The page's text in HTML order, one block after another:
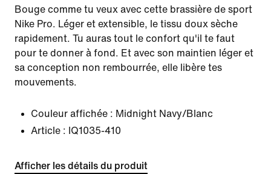
Bouge comme tu veux avec cette brassière de sport
Nike Pro. Léger et extensible, le tissu doux sèche
rapidement. Tu auras tout le confort qu'il te faut
pour te donner à fond. Et avec son maintien léger et
sa conception non rembourrée, elle libère tes
mouvements.
Couleur affichée : Midnight Navy/Blanc
Article : IQ1035-410
Afficher les détails du produit